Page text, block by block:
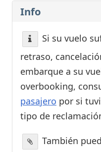
Info
Si su vuelo
retraso,
embarque a su
overbooking,
pasajero por si
tipo de
También